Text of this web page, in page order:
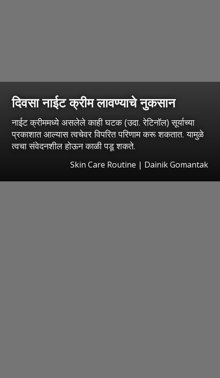
दिवसा नाईट क्रीम लावण्याचे नुकसान
नाईट क्रीममध्ये असलेले काही घटक (उदा. रेटिनॉल) सूर्याच्या
प्रकाशात आल्यास त्वचेवर विपरित परिणाम करू शकतात. यामुळे
त्वचा संवेदनशील होऊन काळी पडू शकते.
Skin Care Routine | Dainik Gomantak